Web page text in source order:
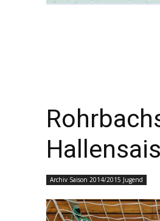
Archiv Saison 2014/2015 Jugend